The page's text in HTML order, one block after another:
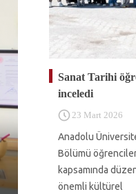
Sanat Tarihi
inceledi
23 Mart 2026
Anadolu
Bölümü
kapsamında
önemli kültürel